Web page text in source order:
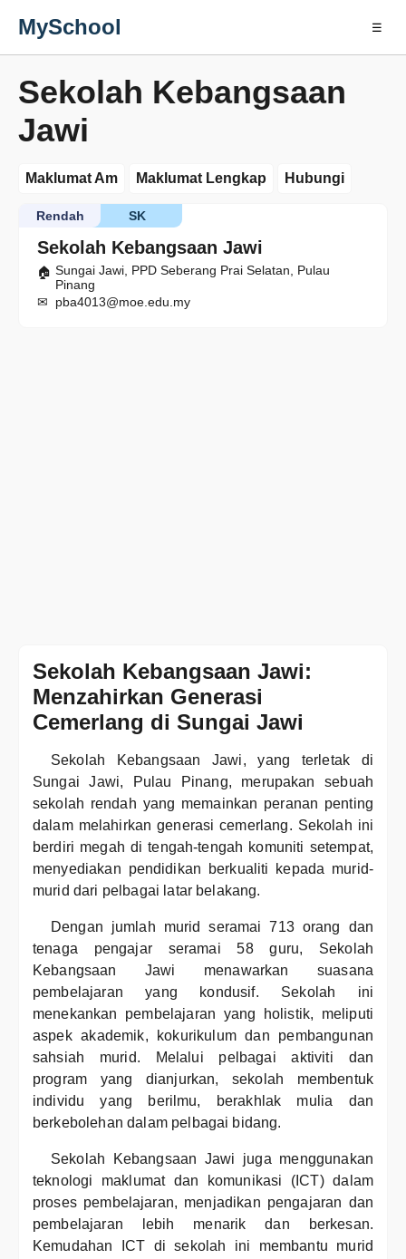
MySchool ☰
Sekolah Kebangsaan
Jawi
Maklumat Am Maklumat Lengkap Hubungi
Sekolah Kebangsaan Jawi
SK
Rendah
Sungai Jawi, PPD Seberang Prai Selatan, Pulau
Pinang
pba4013@moe.edu.my
Sekolah Kebangsaan Jawi:
Menzahirkan Generasi
Cemerlang di Sungai Jawi
Sekolah Kebangsaan Jawi, yang terletak di
Sungai Jawi, Pulau Pinang, merupakan sebuah
sekolah rendah yang memainkan peranan penting
dalam melahirkan generasi cemerlang. Sekolah ini
berdiri megah di tengah-tengah komuniti setempat,
menyediakan pendidikan berkualiti kepada murid-
murid dari pelbagai latar belakang.
Dengan jumlah murid seramai 713 orang dan
tenaga pengajar seramai 58 guru, Sekolah
Kebangsaan Jawi menawarkan suasana
pembelajaran yang kondusif. Sekolah ini
menekankan pembelajaran yang holistik, meliputi
aspek akademik, kokurikulum dan pembangunan
sahsiah murid. Melalui pelbagai aktiviti dan
program yang dianjurkan, sekolah membentuk
individu yang berilmu, berakhlak mulia dan
berkebolehan dalam pelbagai bidang.
Sekolah Kebangsaan Jawi juga menggunakan
teknologi maklumat dan komunikasi (ICT) dalam
proses pembelajaran, menjadikan pengajaran dan
pembelajaran lebih menarik dan berkesan.
Kemudahan ICT di sekolah ini membantu murid